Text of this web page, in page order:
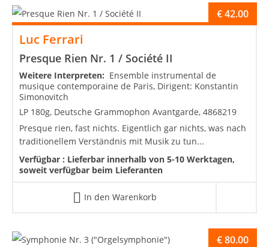
Luc Ferrari
Presque Rien Nr. 1 / Société II
€42.00
Weitere Interpreten: Ensemble instrumental de
musique contemporaine de Paris, Dirigent: Konstantin
Simonovitch
LP 180g, Deutsche Grammophon Avantgarde, 4868219
Presque rien, fast nichts. Eigentlich gar nichts, was nach
traditionellem Verständnis mit Musik zu tun...
Verfügbar : Lieferbar innerhalb von 5-10 Werktagen,
soweit verfügbar beim Lieferanten
In den Warenkorb
€80.00